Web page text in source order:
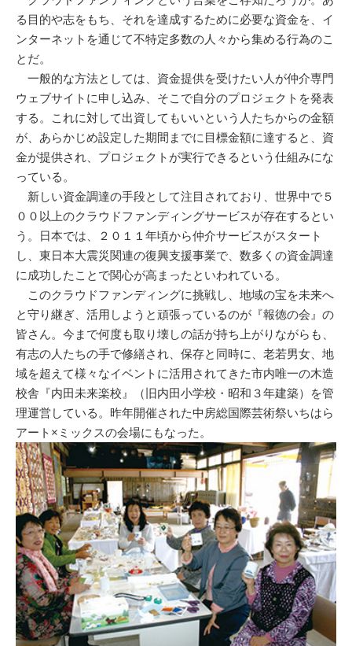
る目的や志をもち、それを達成するために必要な資金を、イ
ンターネットを通じて不特定多数の人々から集める行為のこ
とだ。
一般的な方法としては、資金提供を受けたい人が仲介専門
ウェブサイトに申し込み、そこで自分のプロジェクトを発表
する。これに対して出資してもいいという人たちからの金額
が、あらかじめ設定した期間までに目標金額に達すると、資
金が提供され、プロジェクトが実行できるという仕組みにな
っている。
新しい資金調達の手段として注目されており、世界中で５
００以上のクラウドファンディングサービスが存在するとい
う。日本では、２０１１年頃から仲介サービスがスタート
し、東日本大震災関連の復興支援事業で、数多くの資金調達
に成功したことで関心が高まったといわれている。
このクラウドファンディングに挑戦し、地域の宝を未来へ
と守り継ぎ、活用しようと頑張っているのが『報徳の会』の
皆さん。今まで何度も取り壊しの話が持ち上がりながらも、
有志の人たちの手で修繕され、保存と同時に、老若男女、地
域を超えて様々なイベントに活用されてきた市内唯一の木造
校舎『内田未来楽校』（旧内田小学校・昭和３年建築）を管
理運営している。昨年開催された中房総国際芸術祭いちはら
アート×ミックスの会場にもなった。